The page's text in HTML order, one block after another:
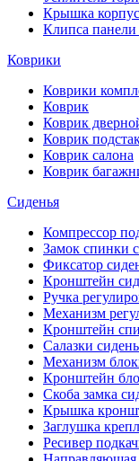
Крышка
Клипса
Коврики
Коврики
Коврик
Коврик
Коврик
Коврик салона
Коврик
Сиденья
Компрессор
Замок спинки
Фиксатор
Кронштейн
Ручка
Механизм
Кронштейн
Салазки
Механизм
Кронштейн
Скоба замка
Крышка
Заглушка
Ресивер